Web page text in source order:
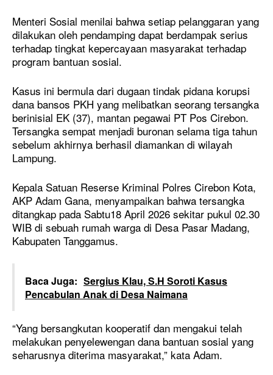
Menteri Sosial menilai bahwa setiap pelanggaran yang
dilakukan oleh pendamping dapat berdampak serius
terhadap tingkat kepercayaan masyarakat terhadap
program bantuan sosial.
Kasus ini bermula dari dugaan tindak pidana korupsi
dana bansos PKH yang melibatkan seorang tersangka
berinisial EK (37), mantan pegawai PT Pos Cirebon.
Tersangka sempat menjadi buronan selama tiga tahun
sebelum akhirnya berhasil diamankan di wilayah
Lampung.
Kepala Satuan Reserse Kriminal Polres Cirebon Kota,
AKP Adam Gana, menyampaikan bahwa tersangka
ditangkap pada Sabtu18 April 2026 sekitar pukul 02.30
WIB di sebuah rumah warga di Desa Pasar Madang,
Kabupaten Tanggamus.
Baca Juga: Sergius Klau, S.H Soroti Kasus
Pencabulan Anak di Desa Naimana
“Yang bersangkutan kooperatif dan mengakui telah
melakukan penyelewengan dana bantuan sosial yang
seharusnya diterima masyarakat,” kata Adam.